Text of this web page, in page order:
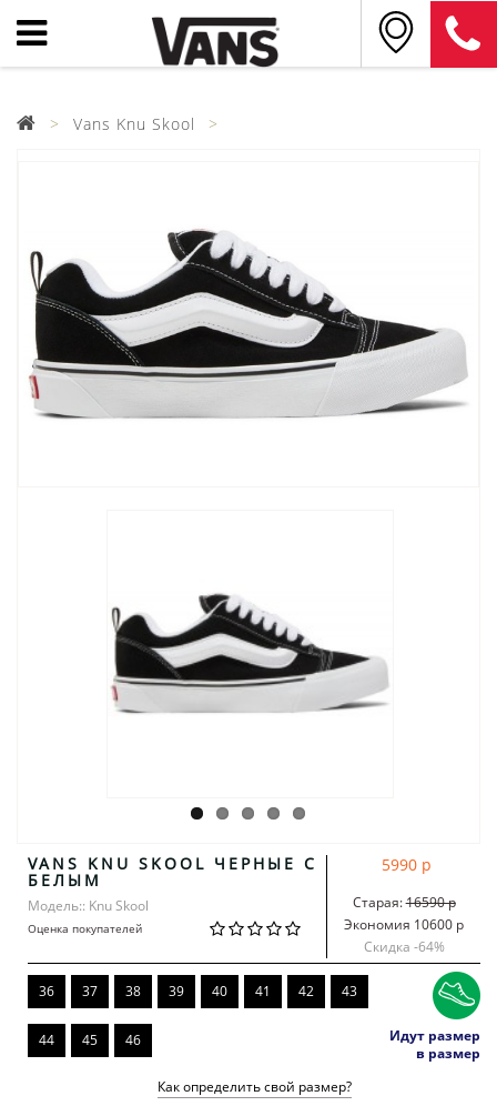
Vans Knu Skool
VANS KNU SKOOL ЧЕРНЫЕ С
БЕЛЫМ
Модель:: Knu Skool
Оценка покупателей
5990 р
Старая:16590 р
Экономия 10600 р
Скидка -64%
36 37 38 39 40 41 42 43
44 45 46
Идут размер
в размер
Как определить свой размер?